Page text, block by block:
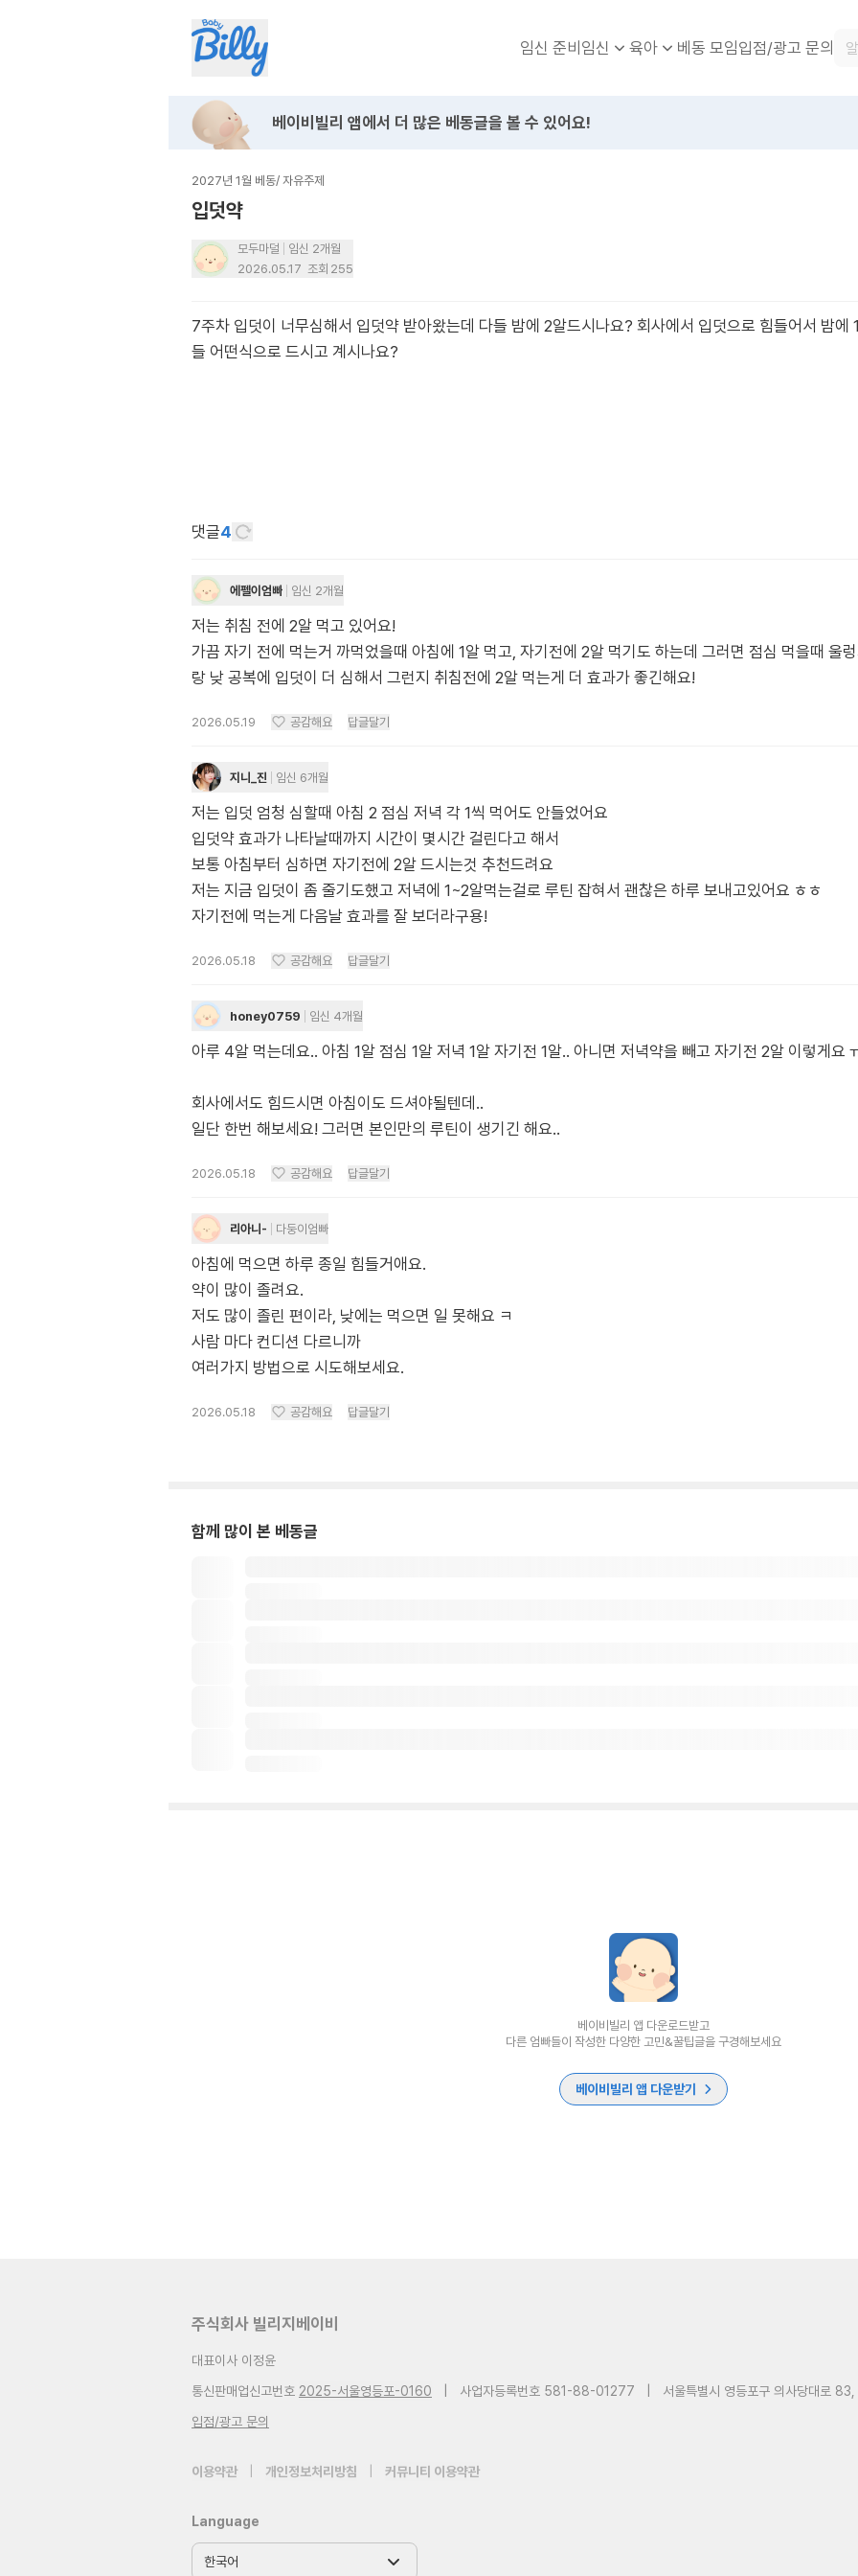
임신 준비임신 육아 베동 모임입점/광고 문의
베이비빌리 앱에서 더 많은 베동글을 볼 수 있어요!
2027년 1월 베동/ 자유주제
입덧약
모두마덜
임신 2개월
2026.05.17 조회 255
7주차 입덧이 너무심해서 입덧약 받아왔는데 다들 밤에 2알드시나요? 회사에서 입덧으로 힘들어서 밤에
들 어떤식으로 드시고 계시나요?
댓글4
에펠이엄빠 임신 2개월
저는 취침 전에 2알 먹고 있어요!
가끔 자기 전에 먹는거 까먹었을때 아침에 1알 먹고, 자기전에 2알 먹기도 하는데 그러면 점심 먹을때 울
랑 낮 공복에 입덧이 더 심해서 그런지 취침전에 2알 먹는게 더 효과가 좋긴해요!
2026.05.19 공감해요 답글달기
지니_진 임신 6개월
저는 입덧 엄청 심할때 아침 2 점심 저녁 각 1씩 먹어도 안들었어요
입덧약 효과가 나타날때까지 시간이 몇시간 걸린다고 해서
보통 아침부터 심하면 자기전에 2알 드시는것 추천드려요
저는 지금 입덧이 좀 줄기도했고 저녁에 1~2알먹는걸로 루틴 잡혀서 괜찮은 하루 보내고있어요 ㅎㅎ
자기전에 먹는게 다음날 효과를 잘 보더라구용!
2026.05.18 공감해요 답글달기
honey0759 임신 4개월
아루 4알 먹는데요.. 아침 1알 점심 1알 저녁 1알 자기전 1알.. 아니면 저녁약을 빼고 자기전 2알 이렇게요
회사에서도 힘드시면 아침이도 드셔야될텐데..
일단 한번 해보세요! 그러면 본인만의 루틴이 생기긴 해요..
2026.05.18 공감해요 답글달기
리아니- 다둥이엄빠
아침에 먹으면 하루 종일 힘들거애요.
약이 많이 졸려요.
저도 많이 졸린 편이라, 낮에는 먹으면 일 못해요 ㅋ
사람 마다 컨디션 다르니까
여러가지 방법으로 시도해보세요.
2026.05.18 공감해요 답글달기
함께 많이 본 베동글
베이비빌리 앱 다운로드받고
다른 엄빠들이 작성한 다양한 고민&꿀팁글을 구경해보세요
베이비빌리 앱 다운받기
주식회사 빌리지베이비
대표이사 이정윤
통신판매업신고번호 2025-서울영등포-0160 사업자등록번호 581-88-01277
서울특별시 영등포구 의사당대로
입점/광고 문의
이용약관 개인정보처리방침 커뮤니티 이용약관
Language